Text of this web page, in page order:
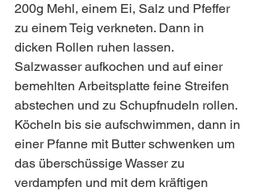
200g Mehl, einem Ei, Salz und Pfeffer
zu einem Teig verkneten. Dann in
dicken Rollen ruhen lassen.
Salzwasser aufkochen und auf einer
bemehlten Arbeitsplatte feine Streifen
abstechen und zu Schupfnudeln rollen.
Köcheln bis sie aufschwimmen, dann in
einer Pfanne mit Butter schwenken um
das überschüssige Wasser zu
verdampfen und mit dem kräftigen